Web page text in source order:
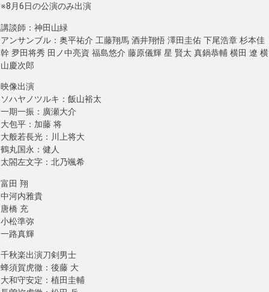
※8月6日の公演のみ出演
講談師：神田山緑
アンサンブル：奥平祐介 工藤翔馬 酒井翔悟 澤田圭佑 下尾浩章 杉本佳
幹 夛田将秀 田ノ中亮資 福島悠介 藤原儀輝 星 賢太 真鍋恭輔 横田 遼 横
山慶次郎
映像出演
ソハヤノツルキ：飯山裕太
一期一振：廣瀬大介
大包平：加藤 将
大般若長光：川上将大
鶴丸国永：健人
太閤左文字：北乃颯希
富田 翔
中河内雅貴
唐橋 充
小松準弥
一路真輝
千秋楽出演刀剣男士
蜂須賀虎徹：後藤 大
大和守安定：植田圭輔